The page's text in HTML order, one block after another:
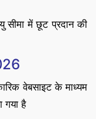
सीमा में छूट प्रदान की
वेबसाइट के माध्यम
गया है